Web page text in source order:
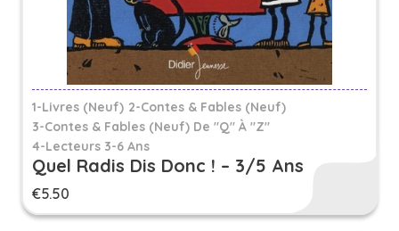
1-Livres (Neuf) 2-Contes & Fables (Neuf)
3-Contes & Fables (neuf) De "Q" À "Z"
4-Lecteurs 3-6 Ans
Quel Radis Dis Donc ! – 3/5 Ans
€5.50